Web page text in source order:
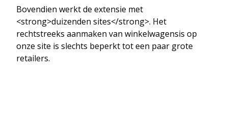
Bovendien werkt de extensie met
<strong>duizenden sites</strong>. Het
rechtstreeks aanmaken van winkelwagensis op
onze site is slechts beperkt tot een paar grote
retailers.